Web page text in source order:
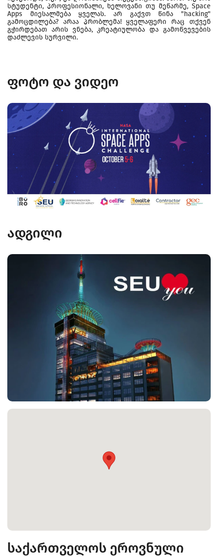
სტუდენტი, პროფესიონალი, ხელოვანი თუ მეწარმე, Space
Apps მიესალმება ყველას. არ გაქვთ წინა "hacking"
გამოცდილება? არაა პრობლემა! ყველაფერი რაც თქვენ
გჭირდებათ არის ვნება, კრეატიულობა და გამოწვევების
დაძლევის სურვილი.
ფოტო და ვიდეო
ადგილი
საქართველოს ეროვნული